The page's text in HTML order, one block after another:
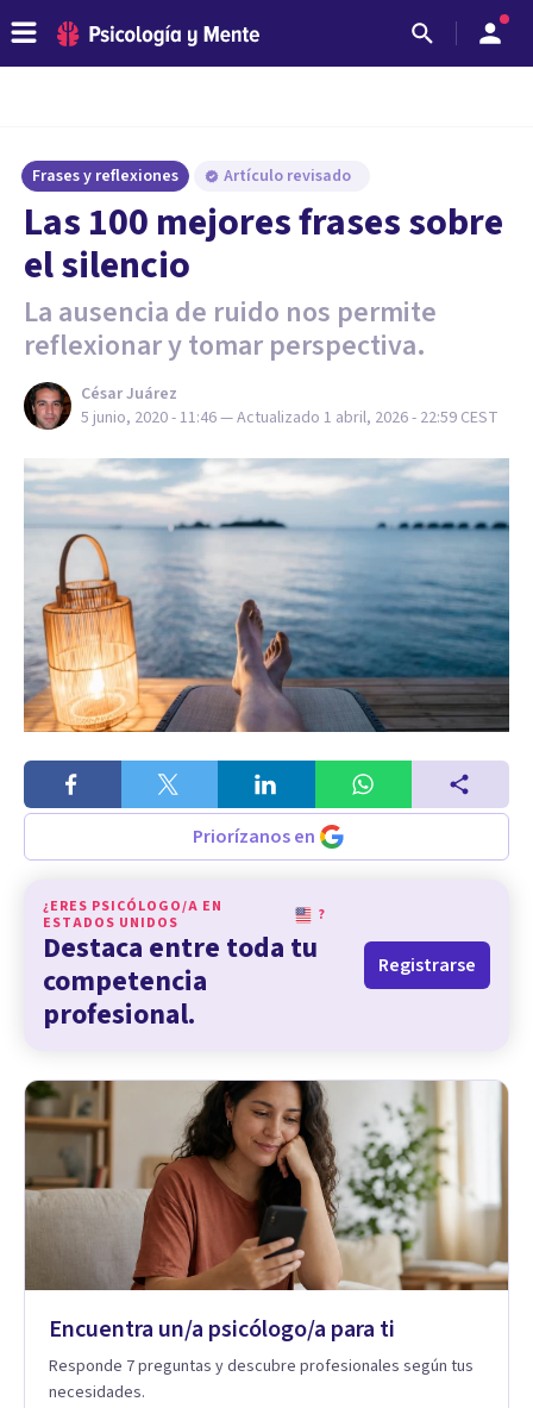
Frases y reflexiones Artículo revisado
Las 100 mejores frases sobre
el silencio
La ausencia de ruido nos permite
reflexionar y tomar perspectiva.
César Juárez
5 junio, 2020 - 11:46— Actualizado 1 abril, 2026 - 22:59 CEST
Priorízanos en
¿ERES PSICÓLOGO/A EN
ESTADOS UNIDOS
?
Destaca entre toda tu
competencia
profesional.
Registrarse
Encuentra un/a psicólogo/a para ti
Responde 7 preguntas y descubre profesionales según tus
necesidades.